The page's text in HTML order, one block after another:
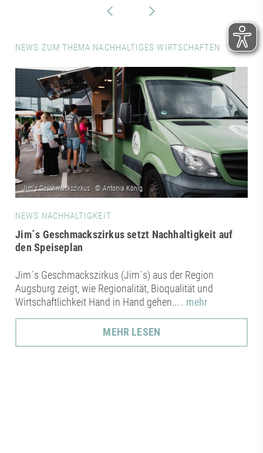
NEWS ZUM THEMA NACHHALTIGES WIRTSCHAFTEN
NEWS NACHHALTIGKEIT
Jim´s Geschmackszirkus setzt Nachhaltigkeit auf
den Speiseplan
Jim´s Geschmackszirkus (Jim´s) aus der Region
Augsburg zeigt, wie Regionalität, Bioqualität und
Wirtschaftlichkeit Hand in Hand gehen.... mehr
MEHR LESEN